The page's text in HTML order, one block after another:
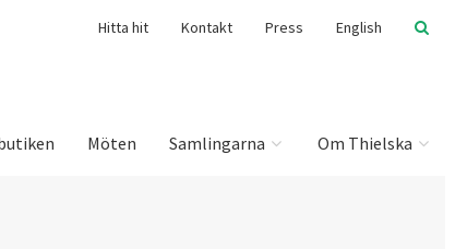
Hitta hit Kontakt Press English
Möten Samlingarna Om Thielska